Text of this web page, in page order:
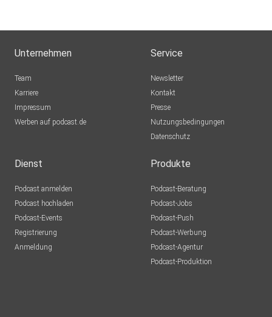
Unternehmen
Team
Karriere
Impressum
Werben auf podcast.de
Service
Newsletter
Kontakt
Presse
Nutzungsbedingungen
Datenschutz
Dienst
Podcast anmelden
Podcast hochladen
Podcast-Events
Registrierung
Anmeldung
Produkte
Podcast-Beratung
Podcast-Jobs
Podcast-Push
Podcast-Werbung
Podcast-Agentur
Podcast-Produktion